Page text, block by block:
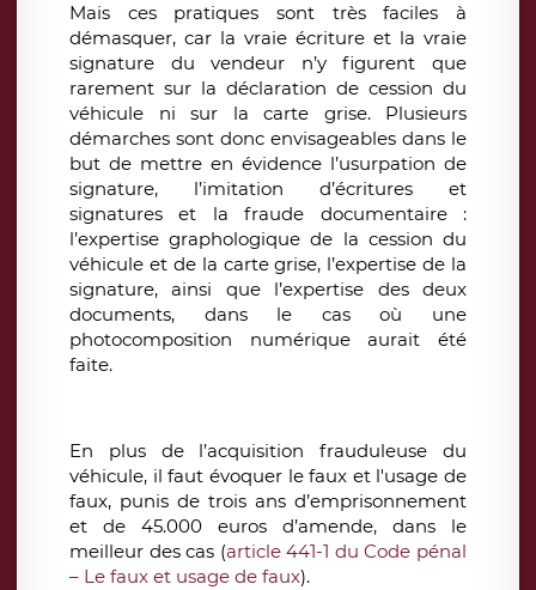
Mais ces pratiques sont très faciles à
démasquer, car la vraie écriture et la vraie
signature du vendeur n’y figurent que
rarement sur la déclaration de cession du
véhicule ni sur la carte grise. Plusieurs
démarches sont donc envisageables dans le
but de mettre en évidence l’usurpation de
signature, l’imitation d’écritures et
signatures et la fraude documentaire :
l’expertise graphologique de la cession du
véhicule et de la carte grise, l’expertise de la
signature, ainsi que l’expertise des deux
documents, dans le cas où une
photocomposition numérique aurait été
faite.
En plus de l’acquisition frauduleuse du
véhicule, il faut évoquer le faux et l'usage de
faux, punis de trois ans d’emprisonnement
et de 45.000 euros d’amende, dans le
meilleur des cas (article 441-1 du Code pénal
– Le faux et usage de faux).